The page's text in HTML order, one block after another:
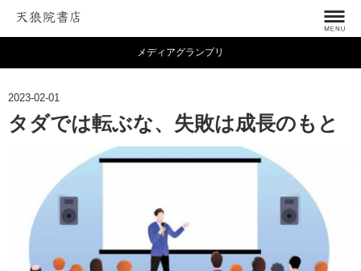
メディアグランプリ
2023-02-01
タダでは転ぶな、失敗は成長のもと